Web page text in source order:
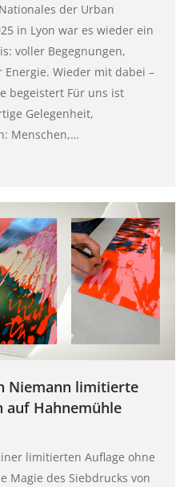
der Urban
in Lyon war es wieder ein
voller Begegnungen,
Wieder mit dabei –
begeistert Für uns ist
Gelegenheit,
Menschen,…
Niemann limitierte
auf Hahnemühle
limitierten Auflage ohne
Magie des Siebdrucks von